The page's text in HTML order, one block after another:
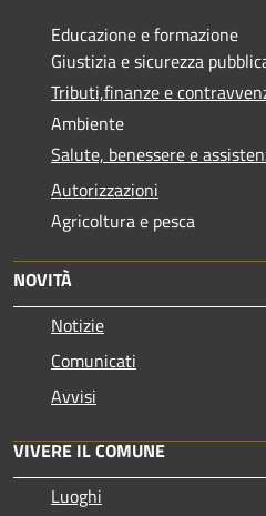
Educazione e formazione
Giustizia e sicurezza
Tributi,finanze e
Ambiente
Salute, benessere e
Autorizzazioni
Agricoltura e pesca
NOVITÀ
Notizie
Comunicati
Avvisi
VIVERE IL COMUNE
Luoghi